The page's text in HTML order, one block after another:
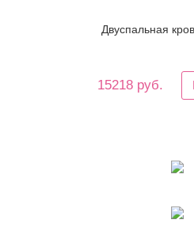
Двуспальная
15218 руб.